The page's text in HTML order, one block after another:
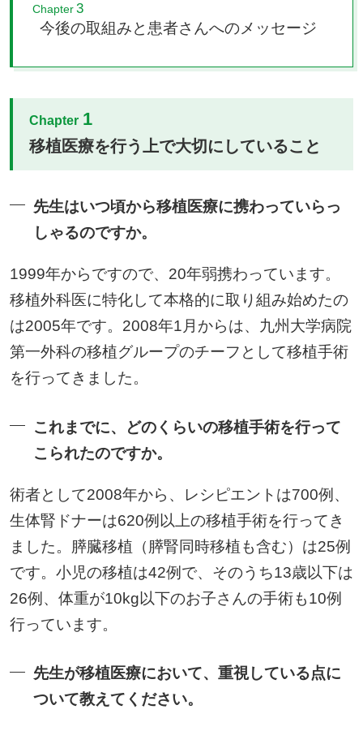
Chapter 3
今後の取組みと患者さんへのメッセージ
Chapter 1
移植医療を行う上で大切にしていること
先生はいつ頃から移植医療に携わっていらっ
しゃるのですか。
1999年からですので、20年弱携わっています。
移植外科医に特化して本格的に取り組み始めたの
は2005年です。2008年1月からは、九州大学病院
第一外科の移植グループのチーフとして移植手術
を行ってきました。
これまでに、どのくらいの移植手術を行って
こられたのですか。
術者として2008年から、レシピエントは700例、
生体腎ドナーは620例以上の移植手術を行ってき
ました。膵臓移植（膵腎同時移植も含む）は25例
です。小児の移植は42例で、そのうち13歳以下は
26例、体重が10kg以下のお子さんの手術も10例
行っています。
先生が移植医療において、重視している点に
ついて教えてください。